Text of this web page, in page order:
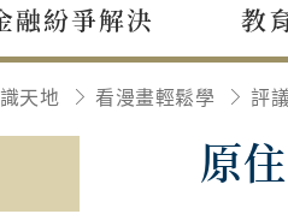
融紛爭解決 教
天地 看漫畫輕鬆學 評
原